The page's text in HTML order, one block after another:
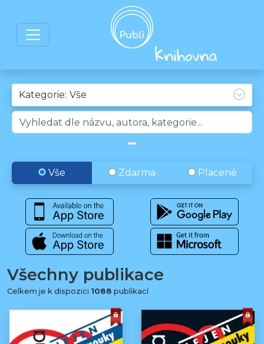
Kategorie:
Vše Zdarma Placené
Všechny publikace
Celkem je k dispozici 1088 publikací